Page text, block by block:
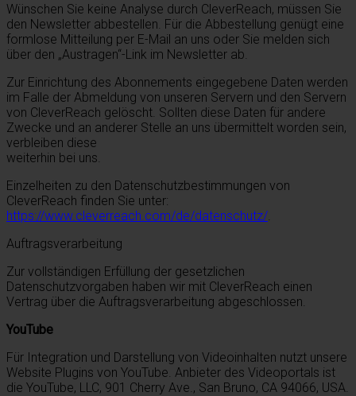
Wünschen Sie keine Analyse durch CleverReach, müssen Sie
den Newsletter abbestellen. Für die Abbestellung genügt eine
formlose Mitteilung per E-Mail an uns oder Sie melden sich
über den „Austragen“-Link im Newsletter ab.
Zur Einrichtung des Abonnements eingegebene Daten werden
im Falle der Abmeldung von unseren Servern und den Servern
von CleverReach gelöscht. Sollten diese Daten für andere
Zwecke und an anderer Stelle an uns übermittelt worden sein,
verbleiben diese
weiterhin bei uns.
Einzelheiten zu den Datenschutzbestimmungen von
CleverReach finden Sie unter:
https://www.cleverreach.com/de/datenschutz/.
Auftragsverarbeitung
Zur vollständigen Erfüllung der gesetzlichen
Datenschutzvorgaben haben wir mit CleverReach einen
Vertrag über die Auftragsverarbeitung abgeschlossen.
YouTube
Für Integration und Darstellung von Videoinhalten nutzt unsere
Website Plugins von YouTube. Anbieter des Videoportals ist
die YouTube, LLC, 901 Cherry Ave., San Bruno, CA 94066, USA.